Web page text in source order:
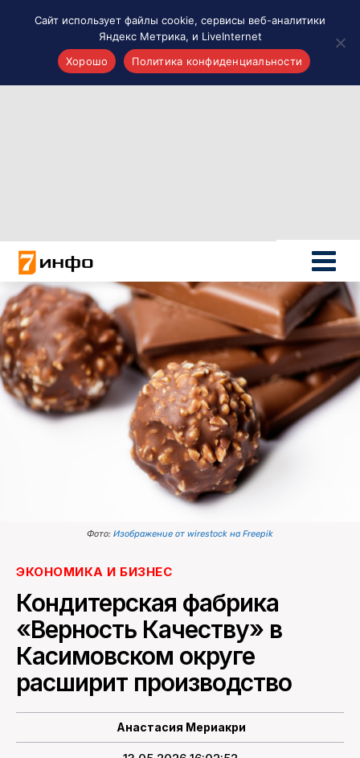
Новости России
Политика
Новости мира
Все материалы 7инфо
О НАС
ПОИСК ПО САЙТУ
Фото: Изображение от wirestock на Freepik
ЭКОНОМИКА И БИЗНЕС
Кондитерская фабрика
«Верность Качеству» в
Касимовском округе
расширит производство
Анастасия Мериакри
Сайт использует файлы cookie, сервисы веб-аналитики
Яндекс Метрика, и LiveInternet
Хорошо
Политика конфиденциальности